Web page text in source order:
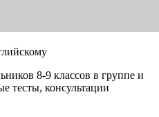
8-9 классов в группе и
тесты, консультации